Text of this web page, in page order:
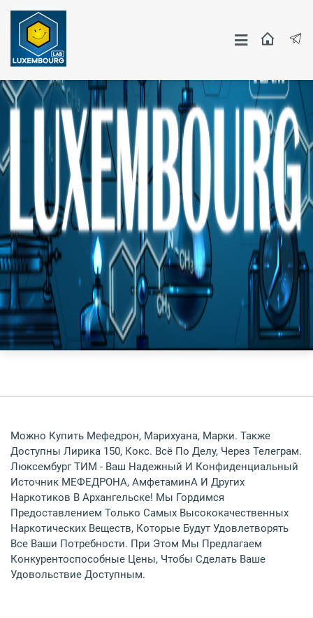
Москва
Москва
Другие Города
Можно Купить Мефедрон, Марихуана, Марки. Также
Доступны Лирика 150, Кокс. Всё По Делу, Через Телеграм.
Люксембург ТИМ - Ваш Надежный И Конфиденциальный
Источник МЕФЕДРОНА, АмфетаминА И Других
Наркотиков В Архангельске! Мы Гордимся
Предоставлением Только Самых Высококачественных
Наркотических Веществ, Которые Будут Удовлетворять
Все Ваши Потребности. При Этом Мы Предлагаем
Конкурентоспособные Цены, Чтобы Сделать Ваше
Удовольствие Доступным.